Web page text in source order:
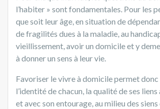
l’habiter » sont fondamentales. Pour les
que soit leur âge, en situation de
de fragilités dues à la maladie, au
vieillissement, avoir un domicile et y
à donner un sens à leur vie.
Favoriser le vivre à domicile permet
l’identité de chacun, la qualité de ses
et avec son entourage, au milieu des siens